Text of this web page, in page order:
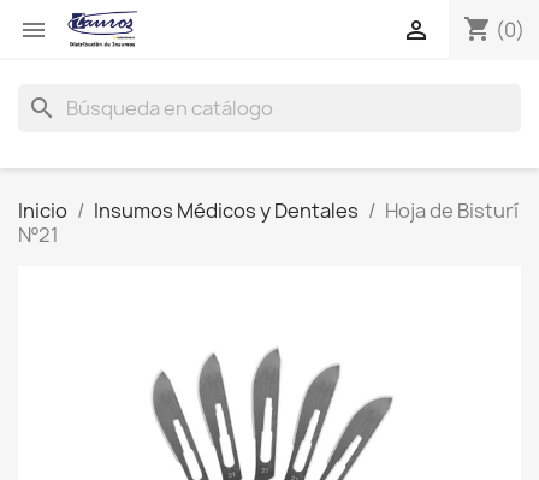
 shopping_cart (0)

search
Inicio Insumos Médicos y Dentales
Hoja de Bisturí
Nº21